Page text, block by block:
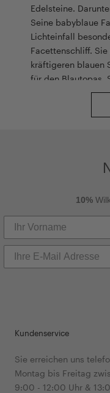
Edelsteine.
Seine babyblaue
Lichteinfall
Facettenschliff.
kräftigeren blauen
für den Blautopas.
einem intensiven
Mittelblau. Ihr
noch ein wenig
aus zertifiziertem
und Blau wirkt
einem besonderen
solchen
Geschenk! Ein
Antragsring auch
Unser Gelbgold ist
Gelbgold 333, 585
jeweiligen
Feingoldanteil bei
10%
Kundenservice
Sie erreichen uns
Montag bis Freitag
9:00 - 12:00 Uhr &